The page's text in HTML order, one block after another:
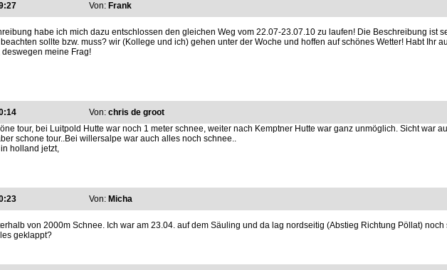
Von: Frank
habe ich mich dazu entschlossen den gleichen Weg vom 22.07-23.07.10 zu laufen! Die Beschreibung ist
sollte bzw. muss? wir (Kollege und ich) gehen unter der Woche und hoffen auf schönes Wetter! Habt Ihr
deswegen meine Frag!
Von: chris de groot
tour, bei Luitpold Hutte war noch 1 meter schnee, weiter nach Kemptner Hutte war ganz unmöglich. Sicht war
schone tour..Bei willersalpe war auch alles noch schnee..
holland jetzt,
Von: Micha
von 2000m Schnee. Ich war am 23.04. auf dem Säuling und da lag nordseitig (Abstieg Richtung Pöllat)
geklappt?